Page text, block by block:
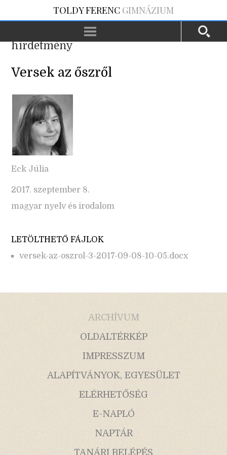
TOLDY FERENC GIMNÁZIUM
hirdetmény
Versek az őszről
Eck Júlia
2017. szeptember 8.
magyar nyelv és irodalom
LETÖLTHETŐ FÁJLOK
versek-az-oszrol-3-2017-09-08-10-05.docx
ARCHÍVUM
OLDALTÉRKÉP
IMPRESSZUM
ALAPÍTVÁNYOK, EGYESÜLET
ELÉRHETŐSÉG
E-NAPLÓ
NAPTÁR
TANÁRI BELÉPÉS